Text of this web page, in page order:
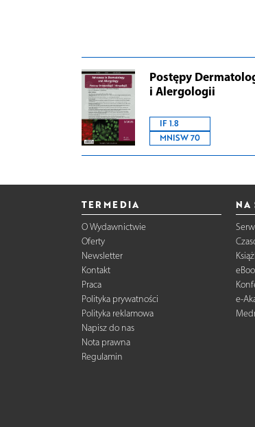
Postępy
i Alergologii
IF 1.8
MNISW 70
TERMEDIA
O Wydawnictwie
Oferty
Newsletter
Kontakt
Praca
Polityka prywatności
Polityka reklamowa
Napisz do nas
Nota prawna
Regulamin
NA
e-